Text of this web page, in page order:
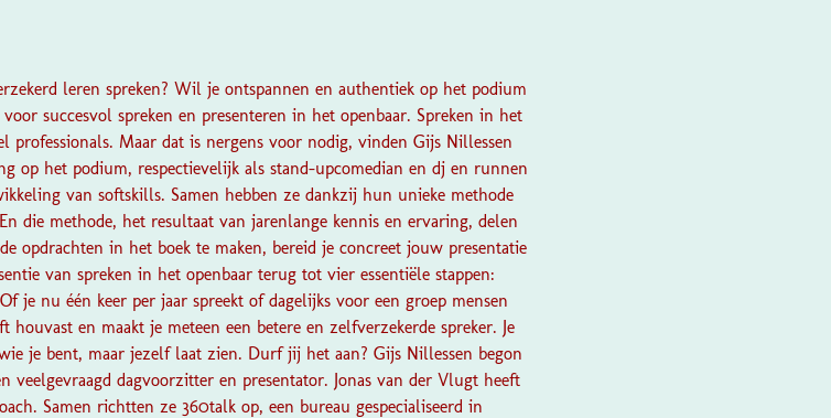
leren spreken? Wil je ontspannen en authentiek op het podium
succesvol spreken en presenteren in het openbaar. Spreken in het
professionals. Maar dat is nergens voor nodig, vinden Gijs Nillessen
op het podium, respectievelijk als stand-upcomedian en dj en runnen
van softskills. Samen hebben ze dankzij hun unieke methode
die methode, het resultaat van jarenlange kennis en ervaring, delen
opdrachten in het boek te maken, bereid je concreet jouw presentatie
van spreken in het openbaar terug tot vier essentiële stappen:
je nu één keer per jaar spreekt of dagelijks voor een groep mensen
en maakt je meteen een betere en zelfverzekerde spreker. Je
je bent, maar jezelf laat zien. Durf jij het aan? Gijs Nillessen begon
veelgevraagd dagvoorzitter en presentator. Jonas van der Vlugt heeft
Samen richtten ze 360talk op, een bureau gespecialiseerd in